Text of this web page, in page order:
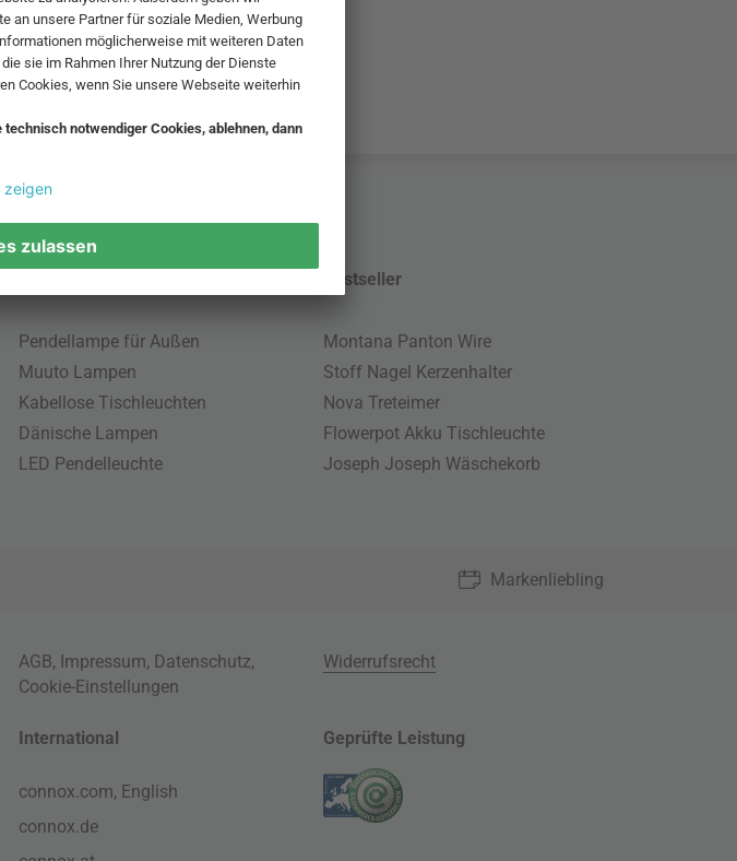
Pendellampe für Außen
Muuto Lampen
Kabellose Tischleuchten
Dänische Lampen
LED Pendelleuchte
Bestseller
Montana Panton Wire
Stoff Nagel Kerzenhalter
Nova Treteimer
Flowerpot Akku Tischleuchte
Joseph Joseph Wäschekorb
Markenliebling
AGB, Impressum, Datenschutz,
Cookie-Einstellungen
Widerrufsrecht
International
connox.com, English
connox.de
Geprüfte Leistung